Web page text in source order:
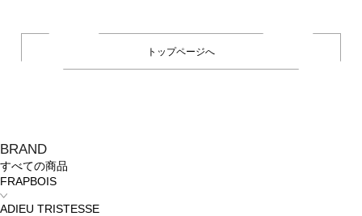
BRAND
すべての商品
FRAPBOIS
ADIEU TRISTESSE
トップページへ